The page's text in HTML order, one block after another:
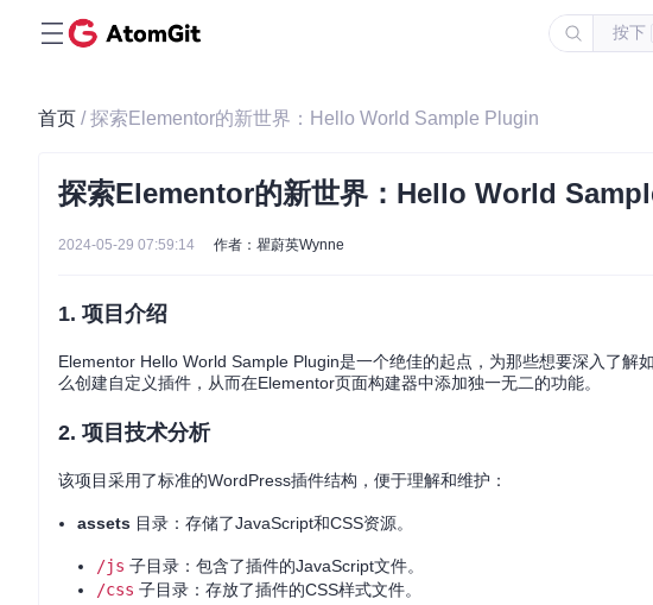
按下
首页 / 探索Elementor的新世界：Hello World Sample Plugin
探索Elementor的新世界：Hello World
2024-05-29 07:59:14 作者：瞿蔚英Wynne
1. 项目介绍
Elementor Hello World Sample Plugin是一个绝佳的起点，为那些想要深入了解
么创建自定义插件，从而在Elementor页面构建器中添加独一无二的功能。
2. 项目技术分析
该项目采用了标准的WordPress插件结构，便于理解和维护：
assets 目录：存储了JavaScript和CSS资源。
/js 子目录：包含了插件的JavaScript文件。
/css 子目录：存放了插件的CSS样式文件。